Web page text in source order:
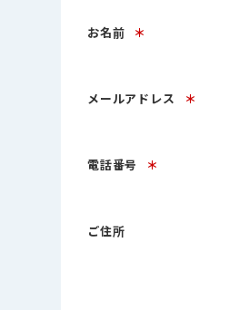
お名前 ＊
メールアドレス ＊
電話番号 ＊
ご住所